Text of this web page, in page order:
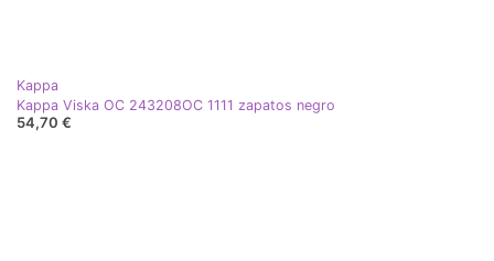
Kappa
Kappa Viska OC 243208OC 1111 zapatos negro
54,70 €